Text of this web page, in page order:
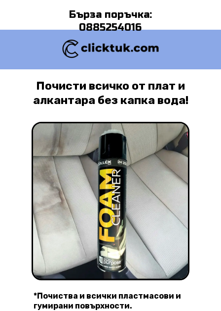
Бърза поръчка:
0885254016
Почисти всичко от плат и
алкантара без капка вода!
*Почиства и всички пластмасови и
гумирани повърхности.